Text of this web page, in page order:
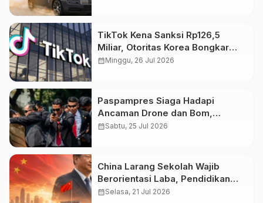
TikTok Kena Sanksi Rp126,5
Miliar, Otoritas Korea Bongkar
Pelanggaran Data Pribadi
calendar_monthMinggu, 26 Jul 2026
Paspampres Siaga Hadapi
Ancaman Drone dan Bom,
Pengamanan Presiden Diperkuat
calendar_monthSabtu, 25 Jul 2026
China Larang Sekolah Wajib
Berorientasi Laba, Pendidikan
Bukan Ladang Bisnis
calendar_monthSelasa, 21 Jul 2026